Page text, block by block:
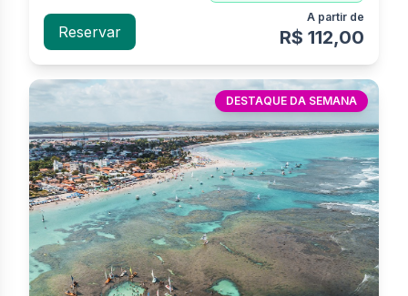
Reservar
A partir de
R$ 112,00
DESTAQUE DA SEMANA